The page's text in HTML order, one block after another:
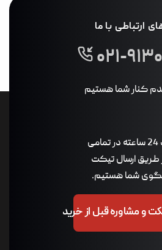
ارتباطی با ما
کنار شما هستیم
بصورت 24 ساعته در تمامی
طریق ارسال تیکت
شما هستیم.
و مشاوره قبل از خرید